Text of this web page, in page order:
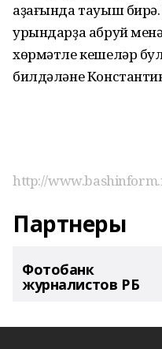
аҙағында тауыш
урындарҙа абруй
хөрмәтле кешеләр
билдәләне
http://
Партнеры
Фотобанк
журналистов РБ